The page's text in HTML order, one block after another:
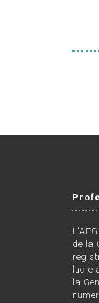
de la
lucre
la